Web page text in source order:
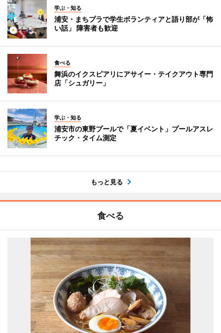
学ぶ・知る
浦安・まちプラで学生ボランティアと語り部が「怖
い話」 障害者も歓迎
食べる
舞浜のイクスピアリにアサイー・テイクアウト専門
店「シュガリー」
学ぶ・知る
浦安市の東野プールで「夏イベント」プールアスレ
チック・タイム測定
もっと見る
食べる